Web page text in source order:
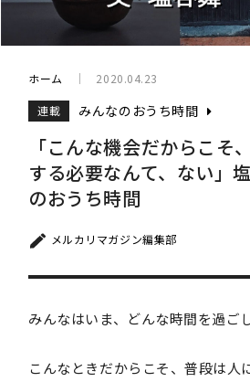
ホーム 2020.04.23
連載 みんなのおうち時間
「こんな機会だからこそ
する必要なんて、ない」
のおうち時間
メルカリマガジン編集部
みんなはいま、どんな時間を過ご
こんなときだからこそ、普段は人